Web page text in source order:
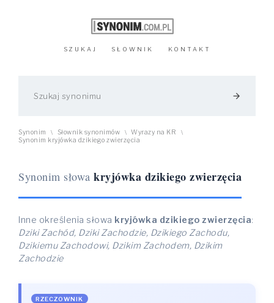
SZUKAJ SŁOWNIK KONTAKT
arrow_forward
Synonim \ Słownik synonimów \ Wyrazy na KR \
Synonim kryjówka dzikiego zwierzęcia
Synonim słowa kryjówka dzikiego zwierzęcia
Inne określenia słowa kryjówka dzikiego zwierzęcia:
Dziki Zachód, Dziki Zachodzie, Dzikiego Zachodu,
Dzikiemu Zachodowi, Dzikim Zachodem, Dzikim
Zachodzie
RZECZOWNIK